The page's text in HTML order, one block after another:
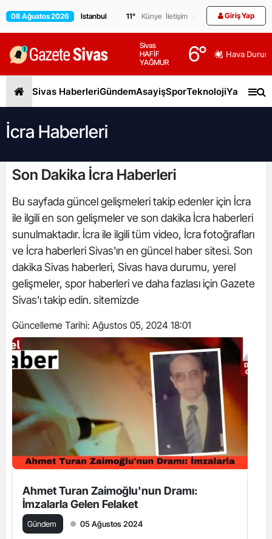
08 Ağustos 2026 11° Künye İletişim Giriş Yap
Sivas
HAFİF
YAĞMUR
6° Hava
Sivas HaberleriGündemAsayişSporTeknolojiYaşam
İcra Haberleri
Son Dakika İcra Haberleri
Bu sayfada güncel gelişmeleri takip edenler için İcra
ile ilgili en son gelişmeler ve son dakika İcra haberleri
sunulmaktadır. İcra ile ilgili tüm video, İcra fotoğrafları
ve İcra haberleri Sivas'ın en güncel haber sitesi. Son
dakika Sivas haberleri, Sivas hava durumu, yerel
gelişmeler, spor haberleri ve daha fazlası için Gazete
Sivas'ı takip edin. sitemizde
Güncelleme Tarihi: Ağustos 05, 2024 18:01
Ahmet Turan Zaimoğlu'nun Dramı:
İmzalarla Gelen Felaket
Gündem 05 Ağustos 2024